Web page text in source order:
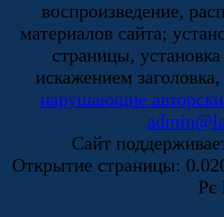
воспроизведение,
материалов сайта;
страницы,
искажением
нарушающие
Сайт
Открытие страницы:
Рє